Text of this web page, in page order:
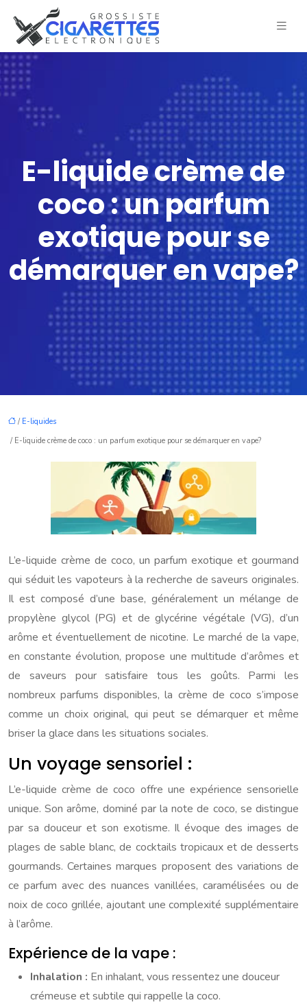
E-liquide crème de
coco : un parfum
exotique pour se
démarquer en vape?
/ E-liquides
/ E-liquide crème de coco : un parfum exotique pour se démarquer en vape?
L’e-liquide crème de coco, un parfum exotique et gourmand
qui séduit les vapoteurs à la recherche de saveurs originales.
Il est composé d’une base, généralement un mélange de
propylène glycol (PG) et de glycérine végétale (VG), d’un
arôme et éventuellement de nicotine. Le marché de la vape,
en constante évolution, propose une multitude d’arômes et
de saveurs pour satisfaire tous les goûts. Parmi les
nombreux parfums disponibles, la crème de coco s’impose
comme un choix original, qui peut se démarquer et même
briser la glace dans les situations sociales.
Un voyage sensoriel :
L’e-liquide crème de coco offre une expérience sensorielle
unique. Son arôme, dominé par la note de coco, se distingue
par sa douceur et son exotisme. Il évoque des images de
plages de sable blanc, de cocktails tropicaux et de desserts
gourmands. Certaines marques proposent des variations de
ce parfum avec des nuances vanillées, caramélisées ou de
noix de coco grillée, ajoutant une complexité supplémentaire
à l’arôme.
Expérience de la vape :
Inhalation : En inhalant, vous ressentez une douceur
crémeuse et subtile qui rappelle la coco.